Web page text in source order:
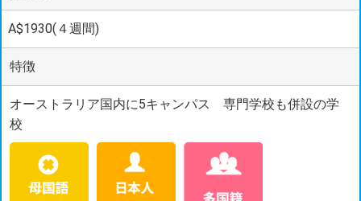
A$1930(４週間)
特徴
オーストラリア国内に5キャンパス 専門学校も併設の学
校